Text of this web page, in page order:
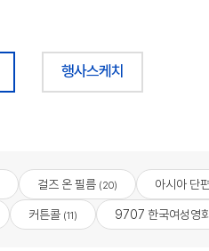
행사스케치
걸즈 온 필름(20) 아시아 단
커튼콜 (11) 9707 한국여성영